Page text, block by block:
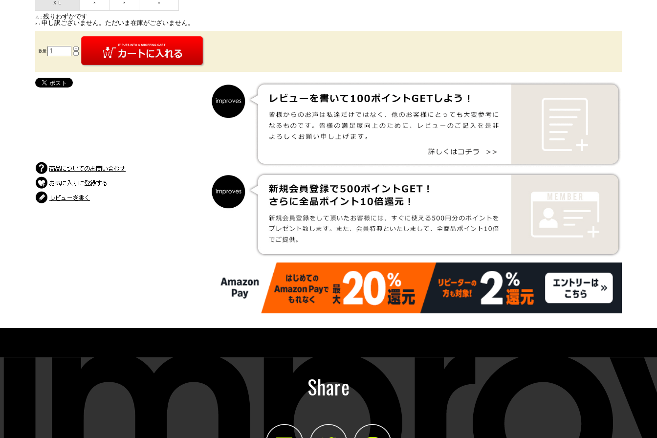
ＸＬ × × ×
△： 残りわずかです
×： 申し訳ございません。ただいま在庫がございません。
数量
Share